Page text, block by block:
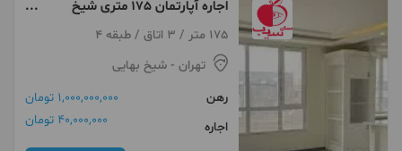
اجاره آپارتمان 175 متری شیخ
بهایی
175 متر / 3 اتاق / طبقه 4
تهران - شیخ بهایی
رهن
1,000,000,000 تومان
اجاره
40,000,000 تومان